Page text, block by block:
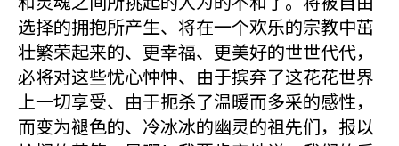
选择的拥抱所产生、将在一个欢乐的宗教中茁
壮繁荣起来的、更幸福、更美好的世世代代，
必将对这些忧心忡忡、由于摈弃了这花花世界
上一切享受、由于扼杀了温暖而多采的感性，
而变为褪色的、冷冰冰的幽灵的祖先们，报以